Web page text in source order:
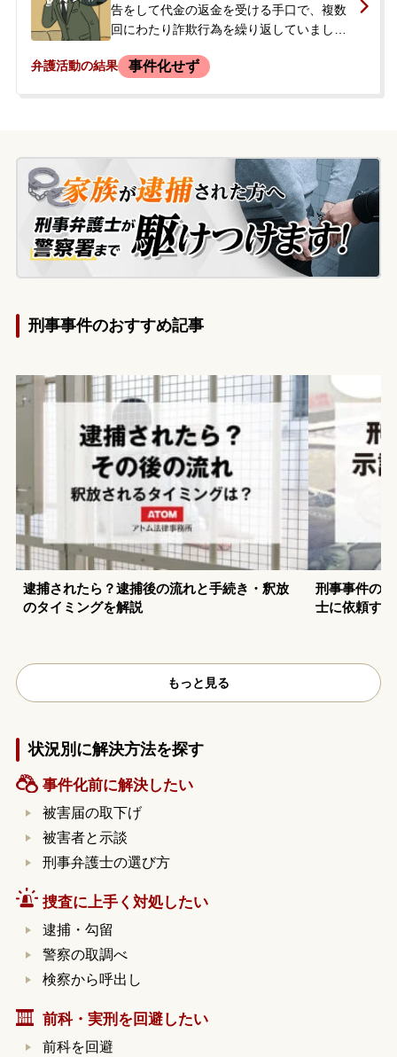
設へ移送されるという状況で、当事者の夫
の両親から当事務所に相談の電話がありま
残された3人のお子さんやペットの今後をど
告をして代金の返金を受ける手口で、複数
回にわたり詐欺行為を繰り返していまし
りながら協力していました。依頼者は自身
弁護活動の結果 事件化せず
刑事事件のおすすめ記事
逮捕されたら？逮捕後の流れと手続き・釈放
のタイミングを解説
刑事事件の
士に依頼す
もっと見る
状況別に解決方法を探す
事件化前に解決したい
被害届の取下げ
被害者と示談
刑事弁護士の選び方
捜査に上手く対処したい
逮捕・勾留
警察の取調べ
検察から呼出し
前科・実刑を回避したい
前科を回避